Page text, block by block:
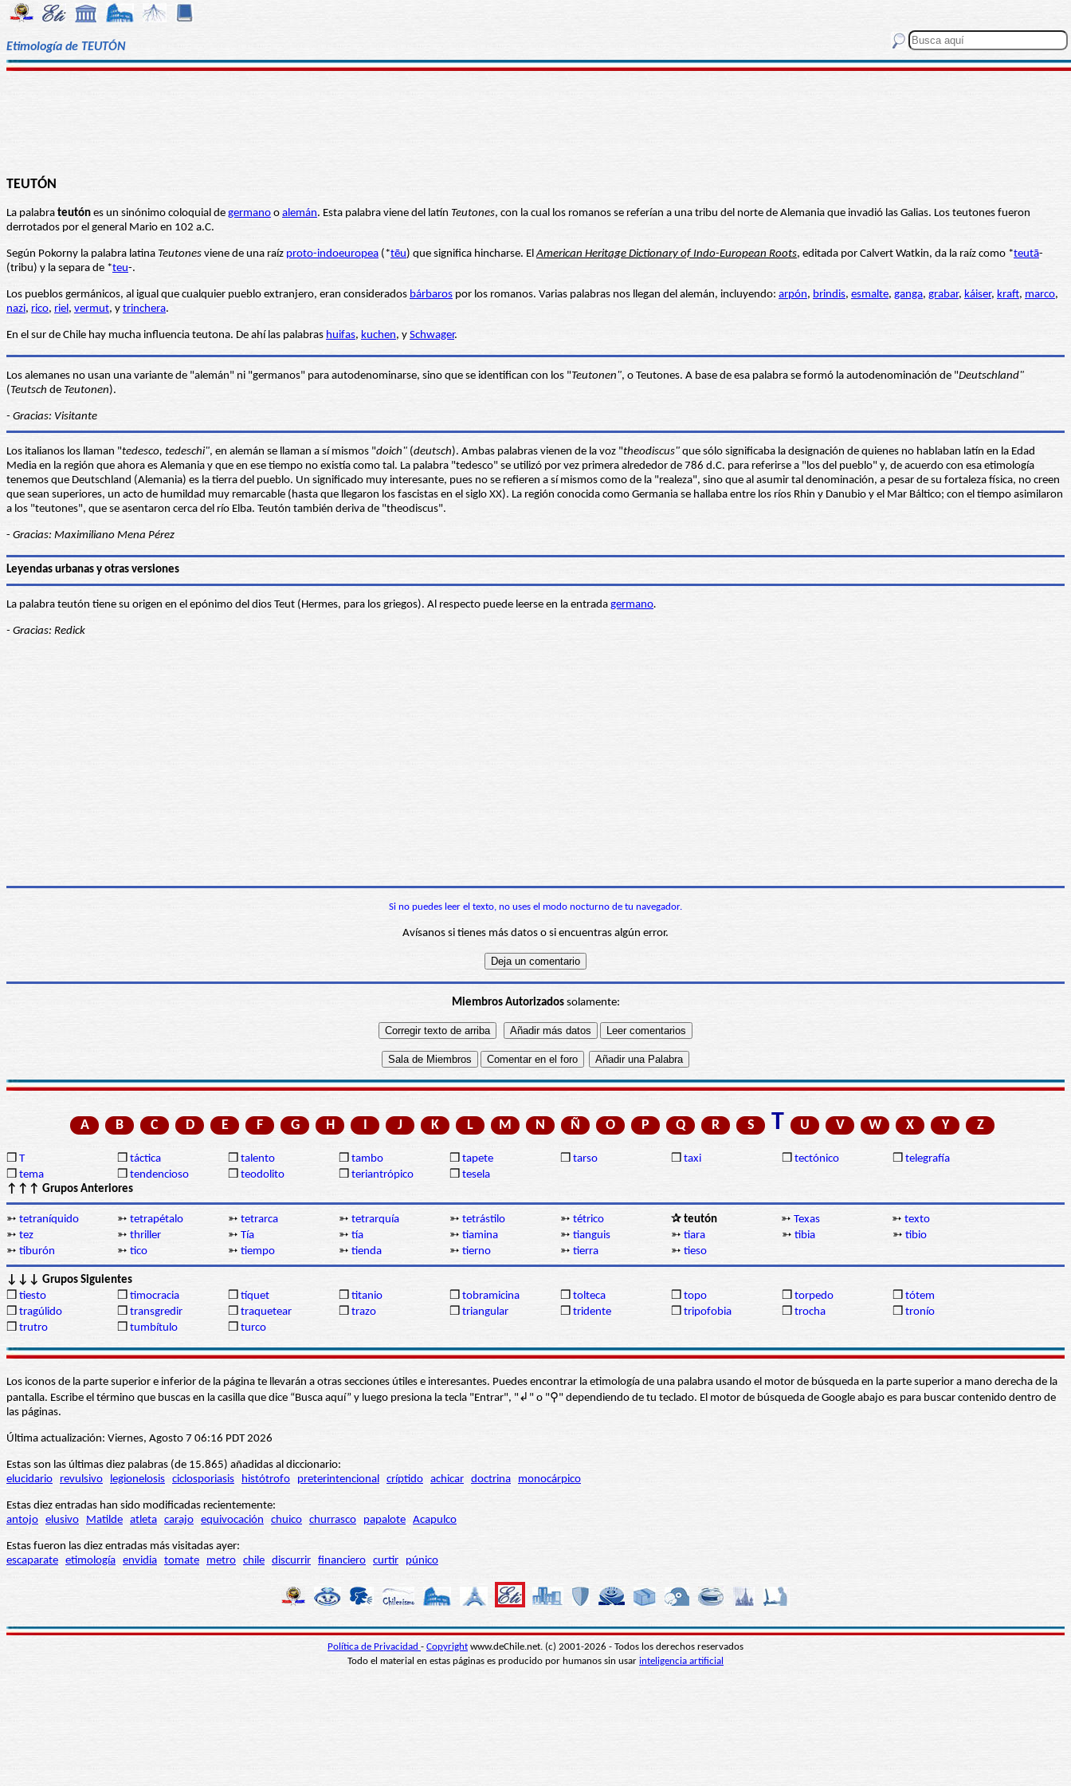
Etimología de TEUTÓN
TEUTÓN
La palabra teutón es un sinónimo coloquial de germano o alemán. Esta palabra viene del latín Teutones, con la cual los romanos se referían a una tribu del norte de Alemania que invadió las Galias. Los teutones fueron
derrotados por el general Mario en 102 a.C.
Según Pokorny la palabra latina Teutones viene de una raíz proto-indoeuropea (*tēu) que significa hincharse. ElAmerican Heritage Dictionary of Indo-European Roots, editada por Calvert Watkin, da la raíz como *teutā-
(tribu) y la separa de *teu-.
Los pueblos germánicos, al igual que cualquier pueblo extranjero, eran considerados bárbaros por los romanos. Varias palabras nos llegan del alemán, incluyendo: arpón, brindis, esmalte, ganga, grabar, káiser, kraft, marco,
nazi, rico, riel, vermut, y trinchera.
En el sur de Chile hay mucha influencia teutona. De ahí las palabras huifas, kuchen, y Schwager.
Los alemanes no usan una variante de "alemán" ni "germanos" para autodenominarse, sino que se identifican con los "Teutonen", o Teutones. A base de esa palabra se formó la autodenominación de "Deutschland"
(Teutsch de Teutonen).
- Gracias: Visitante
Los italianos los llaman "tedesco, tedeschi", en alemán se llaman a sí mismos "doich" (deutsch). Ambas palabras vienen de la voz "theodiscus" que sólo significaba la designación de quienes no hablaban latín en la Edad
Media en la región que ahora es Alemania y que en ese tiempo no existía como tal. La palabra "tedesco" se utilizó por vez primera alrededor de 786 d.C. para referirse a "los del pueblo" y, de acuerdo con esa etimología
tenemos que Deutschland (Alemania) es la tierra del pueblo. Un significado muy interesante, pues no se refieren a sí mismos como de la "realeza", sino que al asumir tal denominación, a pesar de su fortaleza física, no creen
que sean superiores, un acto de humildad muy remarcable (hasta que llegaron los fascistas en el siglo XX). La región conocida como Germania se hallaba entre los ríos Rhin y Danubio y el Mar Báltico; con el tiempo asimilaron
a los "teutones", que se asentaron cerca del río Elba. Teutón también deriva de "theodiscus".
- Gracias: Maximiliano Mena Pérez
Leyendas urbanas y otras versiones
La palabra teutón tiene su origen en el epónimo del dios Teut (Hermes, para los griegos). Al respecto puede leerse en la entrada germano.
- Gracias: Redick
Si no puedes leer el texto, no uses el modo nocturno de tu navegador.
Avísanos si tienes más datos o si encuentras algún error.
Miembros Autorizadossolamente:
A B C D E F G H J K L M N Ñ O P Q R S T U V W X Y Z
❒ T ❒ táctica ❒ talento ❒ tambo ❒ tapete ❒ tarso ❒ taxi ❒ tectónico ❒ telegrafía
❒ tema ❒ tendencioso ❒ teodolito ❒ teriantrópico ❒ tesela
↑↑↑ Grupos Anteriores
➳ tetraníquido ➳ tetrapétalo ➳ tetrarca ➳ tetrarquía ➳ tetrástilo ➳ tétrico ✰ teutón ➳ Texas ➳ texto
➳ tez ➳ thriller ➳ Tía ➳ tía ➳ tiamina ➳ tianguis ➳ tiara ➳ tibia ➳ tibio
➳ tiburón ➳ tico ➳ tiempo ➳ tienda ➳ tierno ➳ tierra ➳ tieso
↓↓↓ Grupos Siguientes
❒ tiesto ❒ timocracia ❒ tíquet ❒ titanio ❒ tobramicina ❒ tolteca ❒ topo ❒ torpedo ❒ tótem
❒ tragúlido ❒ transgredir ❒ traquetear ❒ trazo ❒ triangular ❒ tridente ❒ tripofobia ❒ trocha ❒ tronío
❒ trutro ❒ tumbítulo ❒ turco
Los iconos de la parte superior e inferior de la página te llevarán a otras secciones útiles e interesantes. Puedes encontrar la etimología de una palabra usando el motor de búsqueda en la parte superior a mano derecha de la
pantalla. Escribe el término que buscas en la casilla que dice “Busca aquí” y luego presiona la tecla "Entrar", "↲" o "⚲" dependiendo de tu teclado. El motor de búsqueda de Google abajo es para buscar contenido dentro de
las páginas.
Última actualización: Viernes, Agosto 7 06:16 PDT 2026
Estas son las últimas diez palabras (de 15.865) añadidas al diccionario:
elucidario
revulsivo legionelosis ciclosporiasis histótrofo preterintencional críptido achicar doctrina monocárpico
Estas diez entradas han sido modificadas recientemente:
antojo elusivo Matilde atleta carajo equivocación chuico churrasco papalote Acapulco
Estas fueron las diez entradas más visitadas ayer:
escaparate etimología envidia tomate metro chile discurrir financiero curtir púnico
Política de Privacidad - Copyright www.deChile.net. (c) 2001-2026 - Todos los derechos reservados
Todo el material en estas páginas es producido por humanos sin usar inteligencia artificial